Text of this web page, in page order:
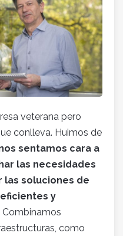
veterana pero
conlleva. Huimos de
sentamos cara a
las necesidades
las soluciones de
y
como